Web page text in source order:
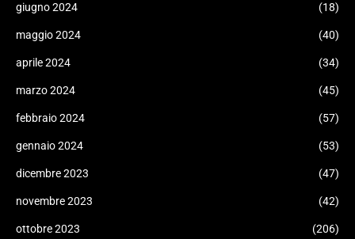
giugno 2024 (18)
maggio 2024 (40)
aprile 2024 (34)
marzo 2024 (45)
febbraio 2024 (57)
gennaio 2024 (53)
dicembre 2023 (47)
novembre 2023 (42)
ottobre 2023 (206)